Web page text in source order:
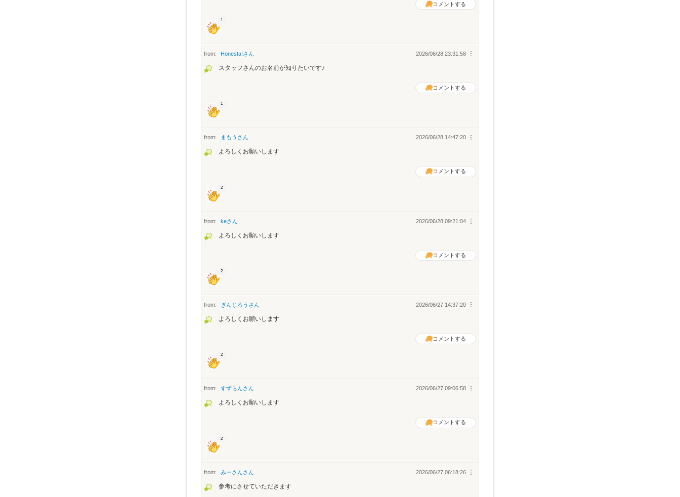
コメントする
1
from: Honesta!さん ︙
2026/06/28 23:31:58
スタッフさんのお名前が知りたいです♪
コメントする
1
from: まもう さん ︙
2026/06/28 14:47:20
よろしくお願いします
コメントする
2
from: keさん ︙
2026/06/28 09:21:04
よろしくお願いします
コメントする
2
from: ぎんじろう さん ︙
2026/06/27 14:37:20
よろしくお願いします
コメントする
2
from: すずらんさん ︙
2026/06/27 09:06:58
よろしくお願いします
コメントする
2
from: みーさんさん ︙
2026/06/27 06:18:26
参考にさせていただきます